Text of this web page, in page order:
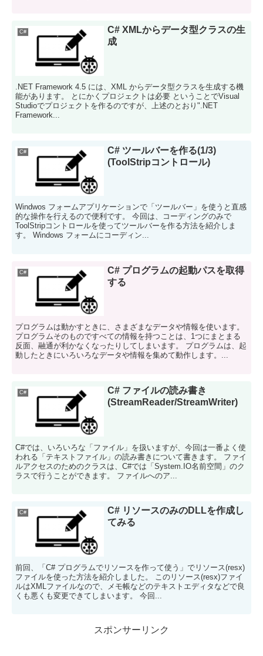
C#
C# XMLからデータ型クラスの生
成
.NET Framework 4.5 には、XML からデータ型クラスを生成する機
能があります。 とにかくプロジェクトは必要 ということでVisual
Studioでプロジェクトを作るのですが、上述のとおり".NET
Framework...
C#
C# ツールバーを作る(1/3)
(ToolStripコントロール)
Windwos フォームアプリケーションで「ツールバー」を使うと直感
的な操作を行えるので便利です。 今回は、コーディングのみで
ToolStripコントロールを使ってツールバーを作る方法を紹介しま
す。 Windows フォームにコーディン...
C#
C# プログラムの起動パスを取得
する
プログラムは動かすときに、さまざまなデータや情報を使います。
プログラムそのものですべての情報を持つことは、1つにまとまる
反面、融通が利かなくなったりしてしまいます。 プログラムは、起
動したときにいろいろなデータや情報を集めて動作します。...
C#
C# ファイルの読み書き
(StreamReader/StreamWriter)
C#では、いろいろな「ファイル」を扱いますが、今回は一番よく使
われる「テキストファイル」の読み書きについて書きます。 ファイ
ルアクセスのためのクラスは、C#では「System.IO名前空間」のク
ラスで行うことができます。 ファイルへのア...
C#
C# リソースのみのDLLを作成し
てみる
前回、「C# プログラムでリソースを作って使う」でリソース(resx)
ファイルを使った方法を紹介しました。 このリソース(resx)ファイ
ルはXMLファイルなので、メモ帳などのテキストエディタなどで良
くも悪くも変更できてしまいます。 今回...
スポンサーリンク